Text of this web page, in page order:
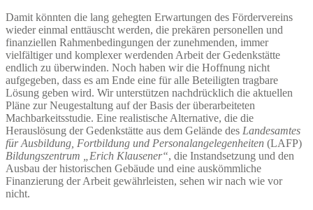
Damit könnten die lang gehegten Erwartungen des Fördervereins
wieder einmal enttäuscht werden, die prekären personellen und
finanziellen Rahmenbedingungen der zunehmenden, immer
vielfältiger und komplexer werdenden Arbeit der Gedenkstätte
endlich zu überwinden. Noch haben wir die Hoffnung nicht
aufgegeben, dass es am Ende eine für alle Beteiligten tragbare
Lösung geben wird. Wir unterstützen nachdrücklich die aktuellen
Pläne zur Neugestaltung auf der Basis der überarbeiteten
Machbarkeitsstudie. Eine realistische Alternative, die die
Herauslösung der Gedenkstätte aus dem Gelände des Landesamtes
für Ausbildung, Fortbildung und Personalangelegenheiten (LAFP)
Bildungszentrum „Erich Klausener“, die Instandsetzung und den
Ausbau der historischen Gebäude und eine auskömmliche
Finanzierung der Arbeit gewährleisten, sehen wir nach wie vor
nicht.